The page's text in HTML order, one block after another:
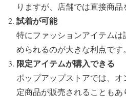
りますが、店舗では直接商品
試着が可能
特にファッションアイテム
められるのが大きな利点です。
限定アイテムが購入できる
ポップアップストアでは、
定商品が販売されることもあ